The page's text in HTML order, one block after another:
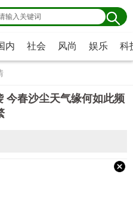
内 社会 风尚 娱乐 科
今春沙尘天气缘何如此频